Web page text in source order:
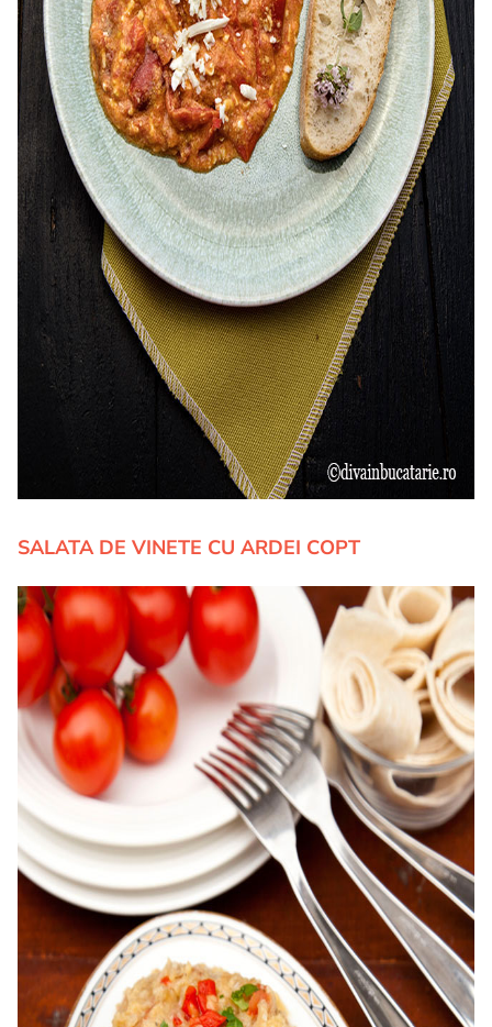
SALATA DE VINETE CU ARDEI COPT